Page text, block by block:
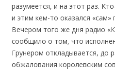
разумеется, и на этот раз.
и этим кем-то оказался «сам»
Вечером того же дня радио
сообщило о том, что
Грунером откладывается, до
обжалования королевским